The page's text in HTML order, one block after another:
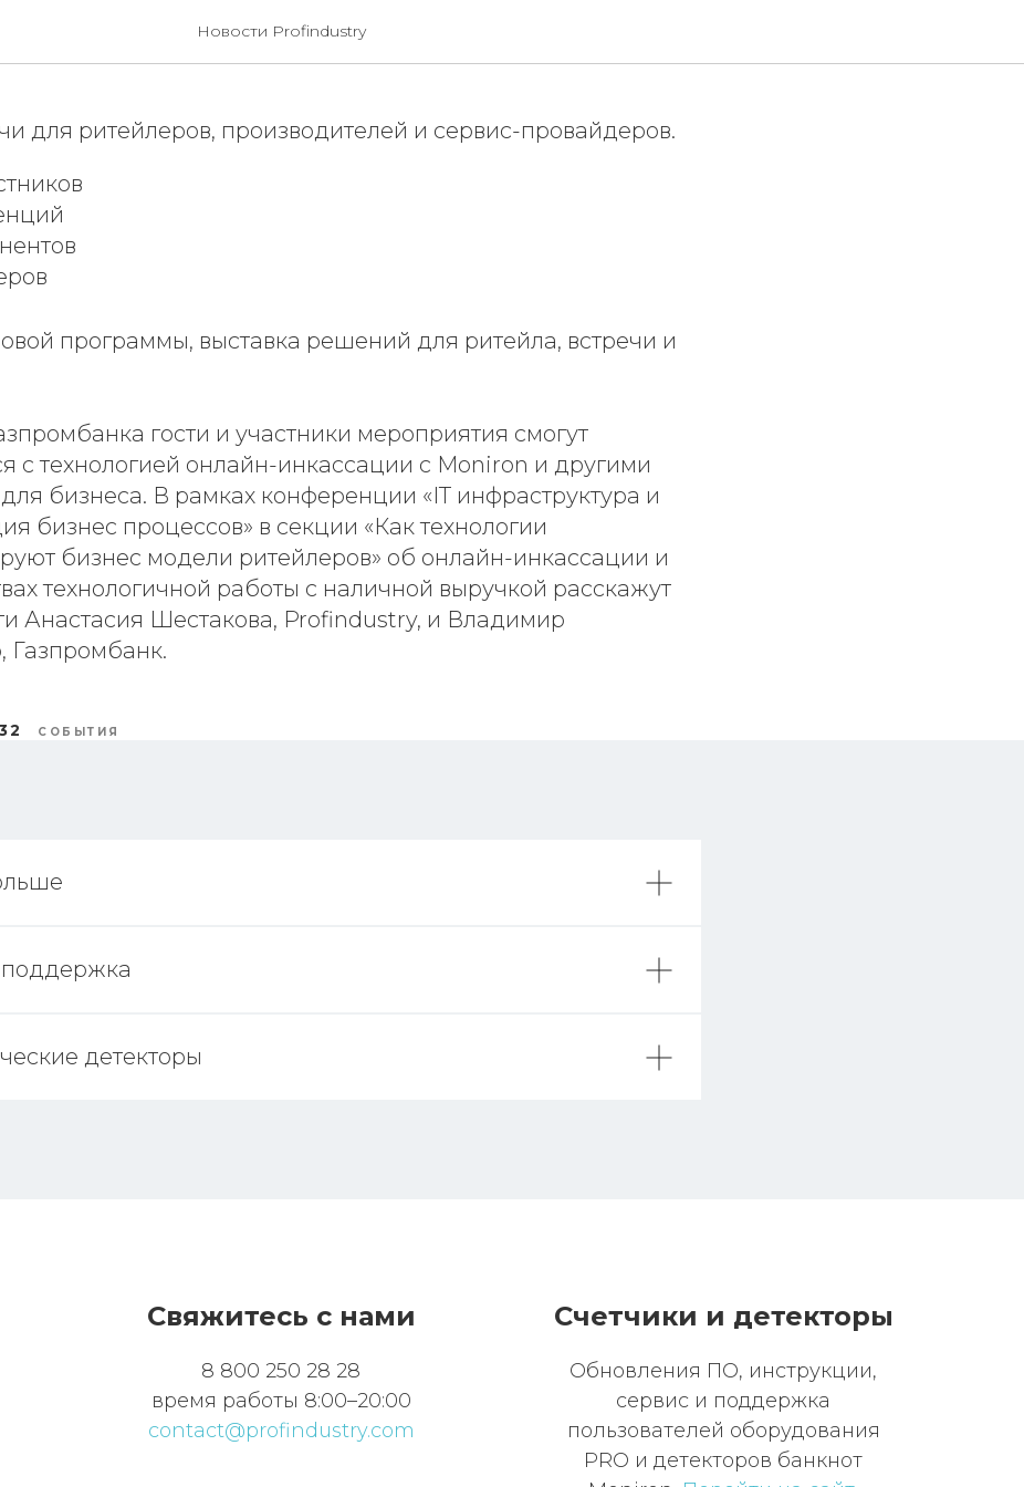
Новости Profindustry
на Upgrade Retail Весна
для ритейлеров, производителей и сервис-провайдеров.
программы, выставка решений для ритейла, встречи и
гости и участники мероприятия смогут
с технологией онлайн-инкассации с Moniron и другими
бизнеса. В рамках конференции «IT инфраструктура и
бизнес процессов» в секции «Как технологии
бизнес модели ритейлеров» об онлайн-инкассации и
технологичной работы с наличной выручкой расскажут
Анастасия Шестакова, Profindustry, и Владимир
Газпромбанк.
СОБЫТИЯ
детекторы
Свяжитесь с нами
8 800 250 28 28
время работы 8:00–20:00
contact@profindustry.com
Счетчики и детекторы
Обновления ПО, инструкции,
сервис и поддержка
пользователей оборудования
PRO и детекторов банкнот